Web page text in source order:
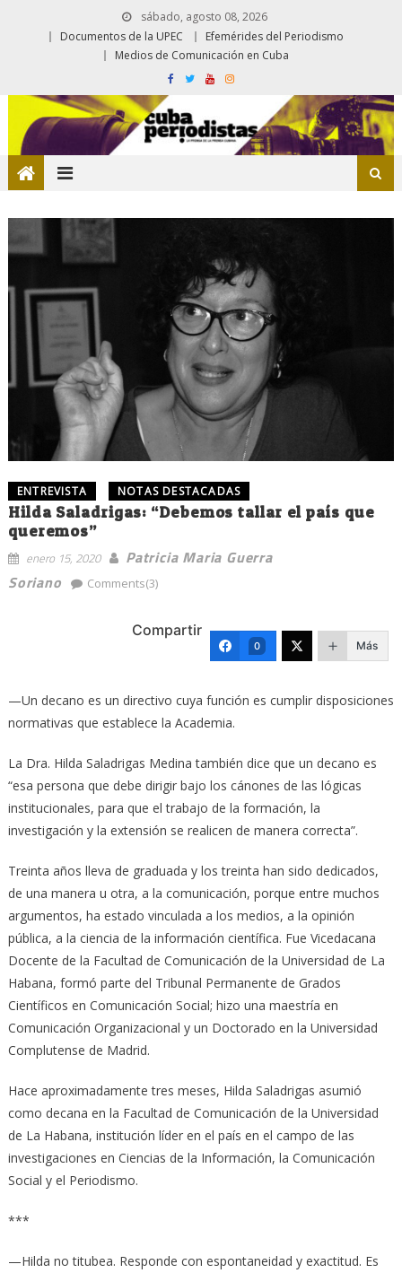
sábado, agosto 08, 2026
Documentos de la UPEC
Efemérides del Periodismo
Medios de Comunicación en Cuba
ENTREVISTA NOTAS DESTACADAS
Hilda Saladrigas: “Debemos tallar el país que
queremos”
enero 15, 2020
Patricia Maria Guerra
Soriano
Comments(3)
Compartir
0 Más
—Un decano es un directivo cuya función es cumplir disposiciones
normativas que establece la Academia.
La Dra. Hilda Saladrigas Medina también dice que un decano es
“esa persona que debe dirigir bajo los cánones de las lógicas
institucionales, para que el trabajo de la formación, la
investigación y la extensión se realicen de manera correcta”.
Treinta años lleva de graduada y los treinta han sido dedicados,
de una manera u otra, a la comunicación, porque entre muchos
argumentos, ha estado vinculada a los medios, a la opinión
pública, a la ciencia de la información científica. Fue Vicedacana
Docente de la Facultad de Comunicación de la Universidad de La
Habana, formó parte del Tribunal Permanente de Grados
Científicos en Comunicación Social; hizo una maestría en
Comunicación Organizacional y un Doctorado en la Universidad
Complutense de Madrid.
Hace aproximadamente tres meses, Hilda Saladrigas asumió
como decana en la Facultad de Comunicación de la Universidad
de La Habana, institución líder en el país en el campo de las
investigaciones en Ciencias de la Información, la Comunicación
Social y el Periodismo.
***
—Hilda no titubea. Responde con espontaneidad y exactitud. Es